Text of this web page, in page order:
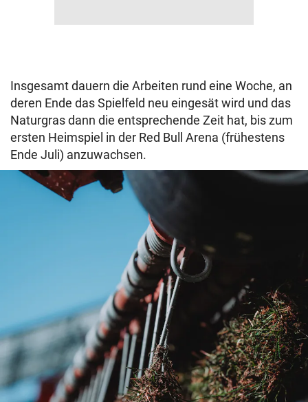
Insgesamt dauern die Arbeiten rund eine Woche, an
deren Ende das Spielfeld neu eingesät wird und das
Naturgras dann die entsprechende Zeit hat, bis zum
ersten Heimspiel in der Red Bull Arena (frühestens
Ende Juli) anzuwachsen.